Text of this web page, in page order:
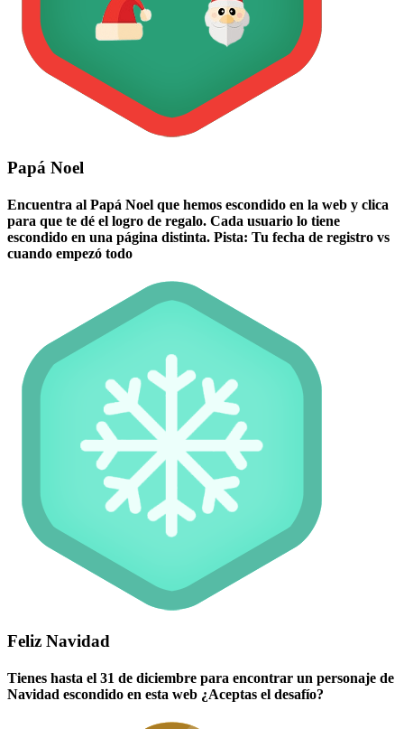
Papá Noel
Encuentra al Papá Noel que hemos escondido en la web y clica
para que te dé el logro de regalo. Cada usuario lo tiene
escondido en una página distinta. Pista: Tu fecha de registro vs
cuando empezó todo
Feliz Navidad
Tienes hasta el 31 de diciembre para encontrar un personaje de
Navidad escondido en esta web ¿Aceptas el desafío?